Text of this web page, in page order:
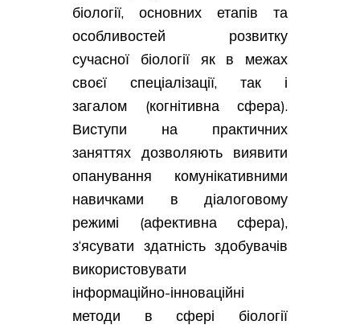
біології, основних етапів та
особливостей розвитку
сучасної біології як в межах
своєї спеціалізації, так і
загалом (когнітивна сфера).
Виступи на практичних
заняттях дозволяють виявити
опанування комунікативними
навичками в діалоговому
режимі (афективна сфера),
з‘ясувати здатність здобувачів
використовувати
інформаційно-інноваційні
методи в сфері біології